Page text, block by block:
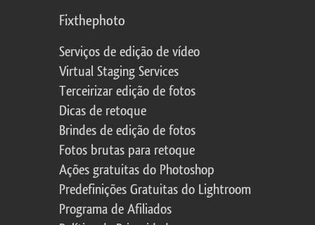
Fixthephoto
Serviços de edição de vídeo
Virtual Staging Services
Terceirizar edição de fotos
Dicas de retoque
Brindes de edição de fotos
Fotos brutas para retoque
Ações gratuitas do Photoshop
Predefinições Gratuitas do Lightroom
Programa de Afiliados